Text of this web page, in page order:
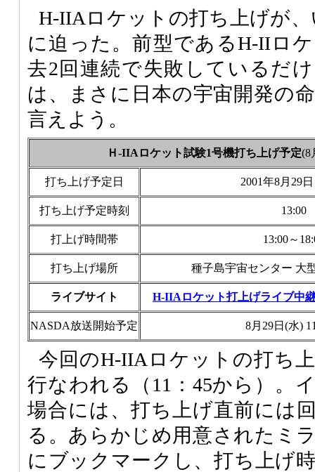
H-IIAロケットの打ち上げが
に迫った。前型であるH-IIロ
去2回連続で失敗しているだ
は、まさに日本の宇宙開発の
言えよう。
Ｈ-IIAロケット試験1号機打ち上げ予定(8
打ち上げ予定日 2001年8月29
打ち上げ予定時刻 13:00
打上げ時間帯 13:00～
打ち上げ場所 種子島宇宙センター 大
ライブサイト H-IIAロケット打上げライブ中
NASDA放送開始予定 8月29日(水)
今回のH-IIAロケットの打ち
行なわれる（11：45から）。
場合には、打ち上げ直前には
る。あらかじめ用意されたミ
にブックマークし、打ち上げ